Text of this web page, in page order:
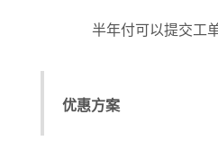
半年付可以提交工
优惠方案